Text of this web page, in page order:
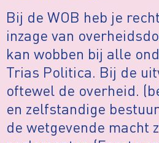
Bij de WOB heb je
inzage van
kan wobben bij alle
Trias Politica. Bij de
oftewel de overheid.
en zelfstandige
de wetgevende macht